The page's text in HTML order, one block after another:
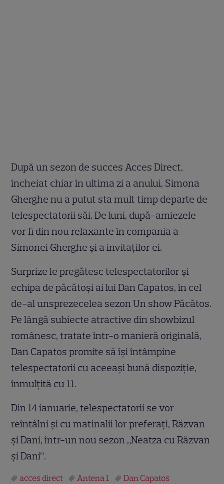
După un sezon de succes Acces Direct,
încheiat chiar în ultima zi a anului, Simona
Gherghe nu a putut sta mult timp departe de
telespectatorii săi. De luni, după-amiezele
vor fi din nou relaxante în compania a
Simonei Gherghe şi a invitaţilor ei.
Surprize le pregătesc telespectatorilor şi
echipa de păcătoşi ai lui Dan Capatos, în cel
de-al unsprezecelea sezon Un show Păcătos.
Pe lângă subiecte atractive din showbizul
românesc, tratate într-o manieră originală,
Dan Capatos promite să îşi întâmpine
telespectatorii cu aceeaşi bună dispoziţie,
înmulţită cu 11.
Din 14 ianuarie, telespectatorii se vor
reîntâlni şi cu matinalii lor preferaţi, Răzvan
şi Dani, într-un nou sezon „Neatza cu Răzvan
şi Dani”.
acces direct Antena 1
Dan Capatos